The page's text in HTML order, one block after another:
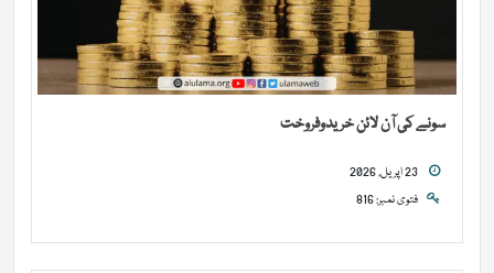
سونے کی آن لائن خریدوفروخت
فتوی نمبر: 816